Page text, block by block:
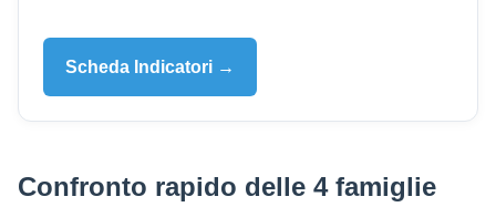
Scheda Indicatori →
Confronto rapido delle 4 famiglie